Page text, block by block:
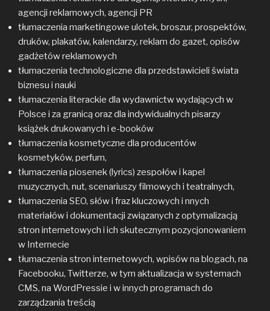
agencji reklamowych, agencji PR
tłumaczenia marketingowe ulotek, broszur, prospektów,
druków, plakatów, kalendarzy, reklam do gazet, opisów
gadżetów reklamowych
tłumaczenia technologiczne dla przedstawicieli świata
biznesu i nauki
tłumaczenia literackie dla wydawnictw wydających w
Polsce i za granicą oraz dla indywidualnych pisarzy
książek drukowanych i e-booków
tłumaczenia kosmetyczne dla producentów
kosmetyków, perfum,
tłumaczenia piosenek (lyrics) zespołów i kapel
muzycznych, nut, scenariuszy filmowych i teatralnych,
tłumaczenia SEO, słów i fraz kluczowych i nnych
materiałów i dokumentacji związanych z optymalizacją
stron internetowych i ich skutecznym pozycjonowaniem
w Internecie
tłumaczenia stron internetowych, wpisów na blogach, na
Facebooku, Twitterze, w tym aktualizacja w systemach
CMS, na WordPressie i w innych programach do
zarządzania treścią